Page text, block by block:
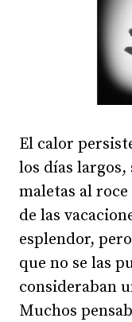
El calor
los días largos,
maletas al
de las
esplendor,
que no se las
consideraban
Muchos